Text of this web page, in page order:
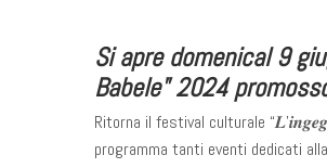
Si apre domenical 9
Babele" 2024
Ritorna il festival culturale
programma tanti eventi dedicati